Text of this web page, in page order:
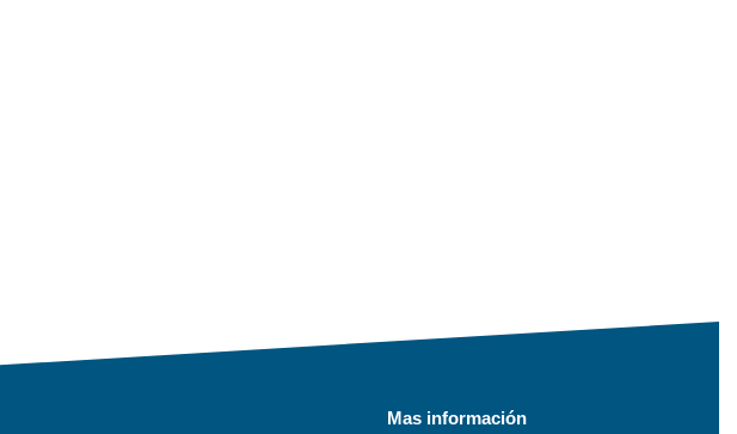
Mas información